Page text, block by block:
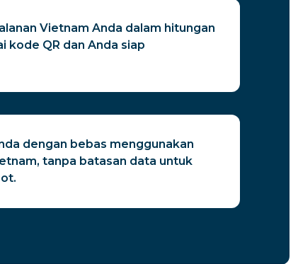
Vietnam Anda dalam hitungan
QR dan Anda siap
dengan bebas menggunakan
tanpa batasan data untuk